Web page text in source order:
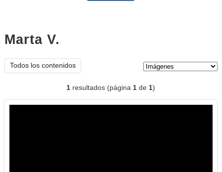
Marta V.
Todos los contenidos
1 resultados (página1 de1)